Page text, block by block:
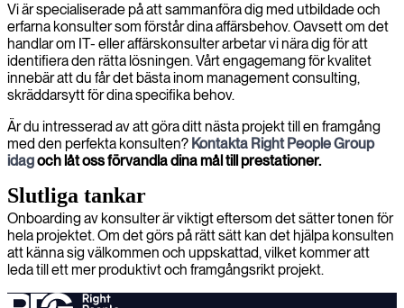
Vi är specialiserade på att sammanföra dig med utbildade och
erfarna konsulter som förstår dina affärsbehov. Oavsett om det
handlar om IT- eller affärskonsulter arbetar vi nära dig för att
identifiera den rätta lösningen. Vårt engagemang för kvalitet
innebär att du får det bästa inom management consulting,
skräddarsytt för dina specifika behov.
Är du intresserad av att göra ditt nästa projekt till en framgång
med den perfekta konsulten? Kontakta Right People Group
idagoch låt oss förvandla dina mål till prestationer.
Slutliga tankar
Onboarding av konsulter är viktigt eftersom det sätter tonen för
hela projektet. Om det görs på rätt sätt kan det hjälpa konsulten
att känna sig välkommen och uppskattad, vilket kommer att
leda till ett mer produktivt och framgångsrikt projekt.